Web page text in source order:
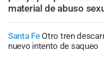
material de abuso
Santa Fe Otro tren
nuevo intento de saqueo